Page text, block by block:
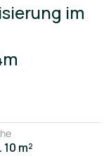
im
m²